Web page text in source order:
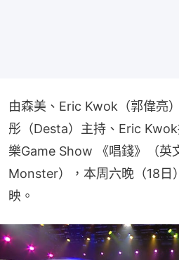
由森美、Eric Kwok（郭偉亮
彤（Desta）主持、Eric
樂Game Show 《唱錢》（
Monster），本周六晚（18日
映。